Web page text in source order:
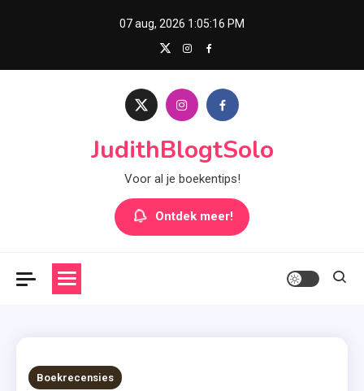
07 aug, 2026 1:05:17 PM
JudithBlogtSolo
Voor al je boekentips!
Ontdek meer!
5 MINS READ
Boekrecensies